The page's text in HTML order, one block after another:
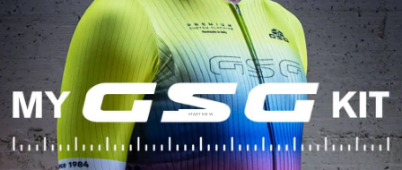
START NOW